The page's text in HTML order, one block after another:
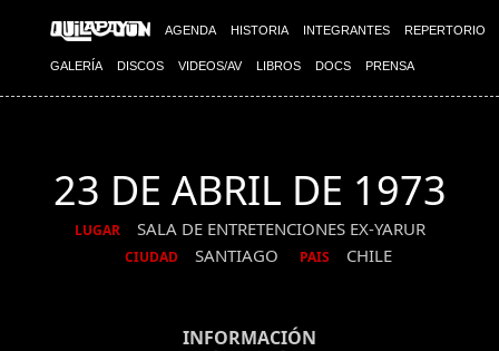
AGENDA HISTORIA INTEGRANTES REPERTORIO
GALERÍA DISCOS VIDEOS/AV LIBROS DOCS PRENSA
23 DE ABRIL DE 1973
LUGAR SALA DE ENTRETENCIONES EX-YARUR
CIUDAD SANTIAGO PAIS CHILE
INFORMACIÓN